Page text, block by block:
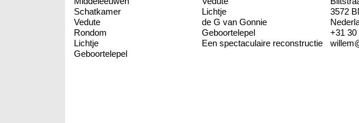
Schatkamer
Vedute
Rondom
Lichtje
Geboortelepel
Lichtje
de G van Gonnie
Geboortelepel
Een spectaculaire reconstructie
3572
+31 30